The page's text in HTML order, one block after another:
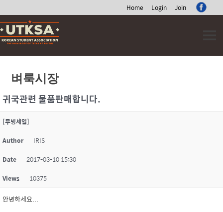
Home Login Join
Skip
to
content
벼룩시장
귀국관련 물품판매합니다.
[무빙세일]
Author IRIS
Date 2017-03-10 15:30
Views 10375
안녕하세요...